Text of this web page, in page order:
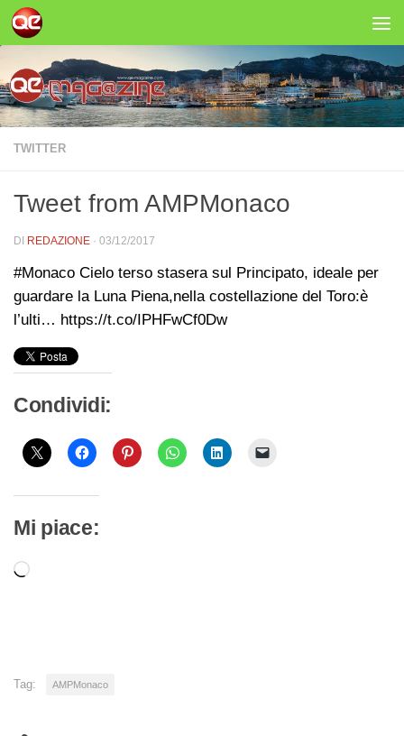
Salta al contenuto
TWITTER
Tweet from AMPMonaco
DI REDAZIONE · 03/12/2017
#Monaco Cielo terso stasera sul Principato, ideale per
guardare la Luna Piena,nella costellazione del Toro:è
l’ulti… https://t.co/IPHFwCf0Dw
Condividi:
Mi piace:
Caricamento
Tag: AMPMonaco